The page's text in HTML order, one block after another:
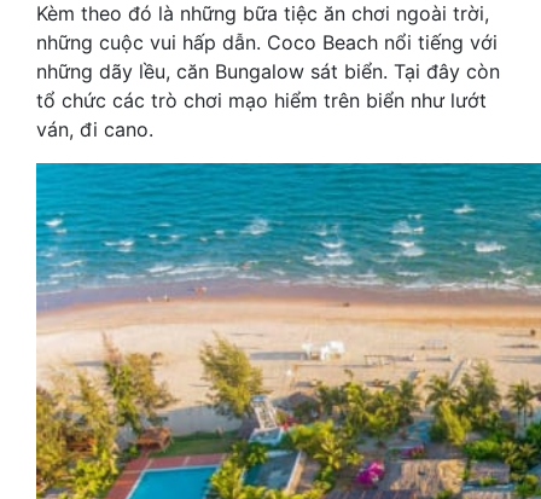
Kèm theo đó là những bữa tiệc ăn chơi ngoài trời,
những cuộc vui hấp dẫn. Coco Beach nổi tiếng với
những dãy lều, căn Bungalow sát biển. Tại đây còn
tổ chức các trò chơi mạo hiểm trên biển như lướt
ván, đi cano.